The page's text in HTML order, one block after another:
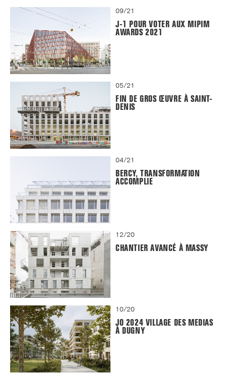
09/21
J-1 POUR VOTER AUX MIPIM
AWARDS 2021
05/21
FIN DE GROS ŒUVRE À SAINT-
DENIS
04/21
BERCY, TRANSFORMATION
ACCOMPLIE
12/20
CHANTIER AVANCÉ À MASSY
10/20
JO 2024 VILLAGE DES MEDIAS
À DUGNY